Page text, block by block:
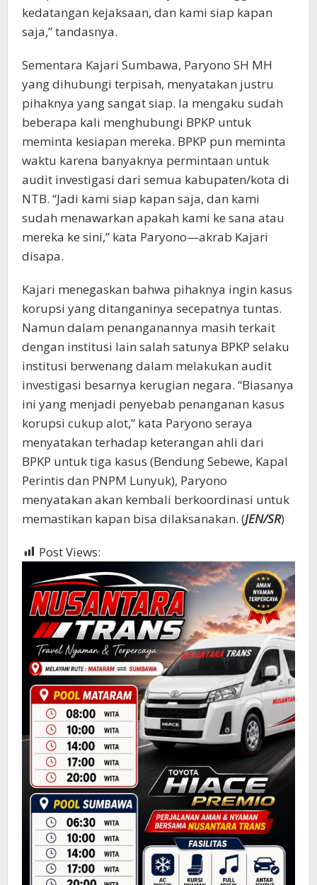
kedatangan kejaksaan, dan kami siap kapan
saja,” tandasnya.
Sementara Kajari Sumbawa, Paryono SH MH
yang dihubungi terpisah, menyatakan justru
pihaknya yang sangat siap. Ia mengaku sudah
beberapa kali menghubungi BPKP untuk
meminta kesiapan mereka. BPKP pun meminta
waktu karena banyaknya permintaan untuk
audit investigasi dari semua kabupaten/kota di
NTB. “Jadi kami siap kapan saja, dan kami
sudah menawarkan apakah kami ke sana atau
mereka ke sini,” kata Paryono—akrab Kajari
disapa.
Kajari menegaskan bahwa pihaknya ingin kasus
korupsi yang ditanganinya secepatnya tuntas.
Namun dalam penanganannya masih terkait
dengan institusi lain salah satunya BPKP selaku
institusi berwenang dalam melakukan audit
investigasi besarnya kerugian negara. “Biasanya
ini yang menjadi penyebab penanganan kasus
korupsi cukup alot,” kata Paryono seraya
menyatakan terhadap keterangan ahli dari
BPKP untuk tiga kasus (Bendung Sebewe, Kapal
Perintis dan PNPM Lunyuk), Paryono
menyatakan akan kembali berkoordinasi untuk
memastikan kapan bisa dilaksanakan. (JEN/SR)
Post Views: